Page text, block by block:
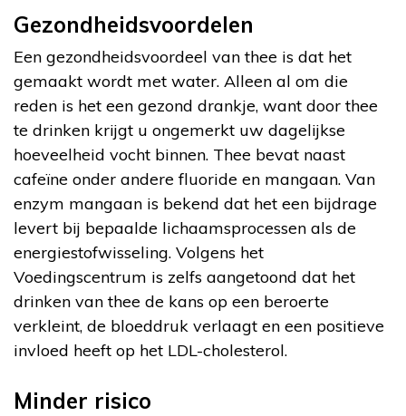
Gezondheidsvoordelen
Een gezondheidsvoordeel van thee is dat het
gemaakt wordt met water. Alleen al om die
reden is het een gezond drankje, want door thee
te drinken krijgt u ongemerkt uw dagelijkse
hoeveelheid vocht binnen. Thee bevat naast
cafeïne onder andere fluoride en mangaan. Van
enzym mangaan is bekend dat het een bijdrage
levert bij bepaalde lichaamsprocessen als de
energiestofwisseling. Volgens het
Voedingscentrum is zelfs aangetoond dat het
drinken van thee de kans op een beroerte
verkleint, de bloeddruk verlaagt en een positieve
invloed heeft op het LDL-cholesterol.
Minder risico